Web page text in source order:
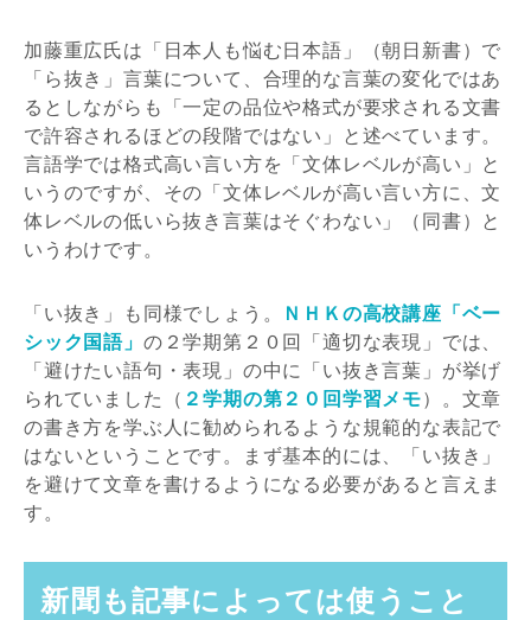
加藤重広氏は「日本人も悩む日本語」（朝日新書）で
「ら抜き」言葉について、合理的な言葉の変化ではあ
るとしながらも「一定の品位や格式が要求される文書
で許容されるほどの段階ではない」と述べています。
言語学では格式高い言い方を「文体レベルが高い」と
いうのですが、その「文体レベルが高い言い方に、文
体レベルの低いら抜き言葉はそぐわない」（同書）と
いうわけです。
「い抜き」も同様でしょう。
ＮＨＫの高校講座「ベー
シック国語」 の２学期第２０回「適切な表現」では、
「避けたい語句・表現」の中に「い抜き言葉」が挙げ
られていました（ ２学期の第２０回学習メモ）。文章
の書き方を学ぶ人に勧められるような規範的な表記で
はないということです。まず基本的には、「い抜き」
を避けて文章を書けるようになる必要があると言えま
す。
新聞も記事によっては使うこと